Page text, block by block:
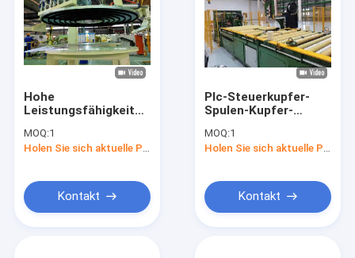
Hohe
Leistungsfähigkeits-
Verpackungsmaschine
mit dem
Stapeln und
Umfangskennzeichnungssystem
MOQ:1
Holen Sie sich aktuelle Preis
Kontakt
Plc-Steuerkupfer-
Spulen-Kupfer-
Verpackungsfließband
Standardfarbe Ods
Breiten-200mm
MOQ:1
Holen Sie sich aktuelle Preis
Kontakt